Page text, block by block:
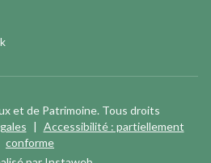
et de Patrimoine. Tous droits
| Accessibilité : partiellement
conforme